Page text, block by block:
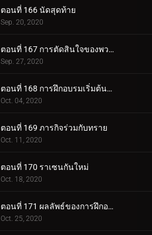
ตอนที่ 166 นัดสุดท้าย
Sep. 20, 2020
ตอนที่ 167 การตัดสินใจของพวกเขา
Sep. 27, 2020
ตอนที่ 168 การฝึกอบรมเริ่มต้นขึ้น!
Oct. 04, 2020
ตอนที่ 169 ภารกิจร่วมกับทราย
Oct. 11, 2020
ตอนที่ 170 ราเซนกันใหม่
Oct. 18, 2020
ตอนที่ 171 ผลลัพธ์ของการฝึกอบรม
Oct. 25, 2020